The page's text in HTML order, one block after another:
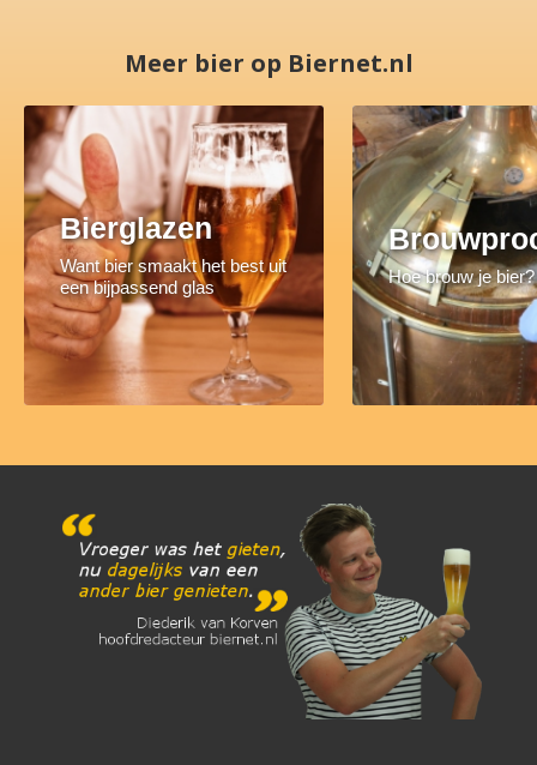
Meer bier op Biernet.nl
Bierglazen
Want bier smaakt het best uit
een bijpassend glas
Hoe brouw je bier?